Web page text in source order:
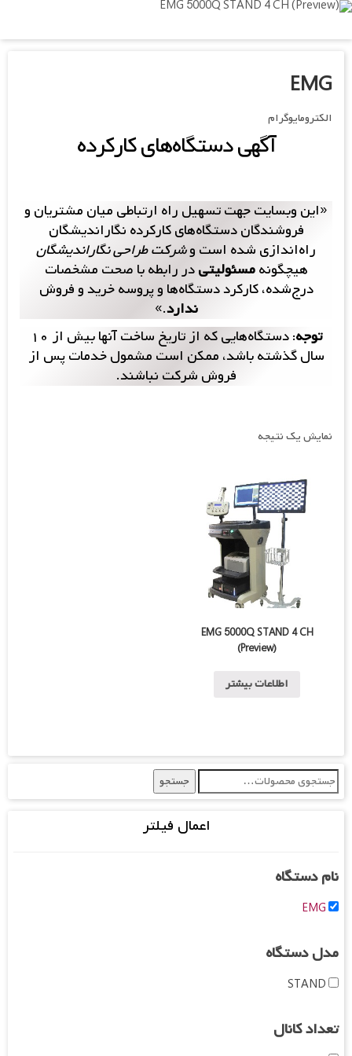
Skip
EMG
الکترومایوگرام
آگهی‌ دستگاه‌های کارکرده
«این وبسایت جهت تسهیل راه ارتباطی میان مشتریان و
فروشندگان دستگاه‌های کارکرده نگاراندیشگان
راه‌اندازی شده است وشرکت طراحی نگار‌اندیشگان
هیچگونهمسئولیتیدر رابطه با صحت مشخصات
درج‌شده، کارکرد دستگاه‌ها و پروسه خرید و فروش
ندارد.»
توجه
: دستگاه‌هایی که از تاریخ ساخت آنها بیش از ۱۰
سال گذشته باشد، ممکن است مشمول خدمات پس از
فروش شرکت نباشند.
نمایش یک نتیجه
EMG 5000Q STAND 4 CH
(Preview)
اطلاعات بیشتر
جستجو
برای:
جستجو
اعمال فیلتر
نام دستگاه
EMG
مدل دستگاه
STAND
تعداد کانال